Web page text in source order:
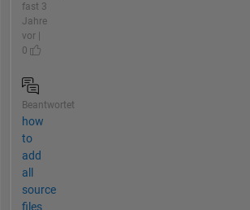
fast 3
Jahre
vor |
0
Beantwortet
how
to
add
all
source
files